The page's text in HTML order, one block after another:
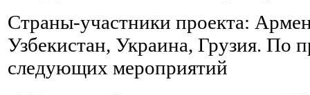
Страны-участники проекта:
Узбекистан, Украина, Грузия. По
следующих мероприятий